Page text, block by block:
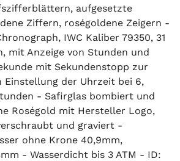
aufgesetzte
Ziffern, roségoldene Zeigern -
IWC Kaliber 79350, 31
mit Anzeige von Stunden und
mit Sekundenstopp zur
Einstellung der Uhrzeit bei 6,
- Safirglas bombiert und
Roségold mit Hersteller Logo,
und graviert -
ohne Krone 40,9mm,
- Wasserdicht bis 3 ATM - ID: